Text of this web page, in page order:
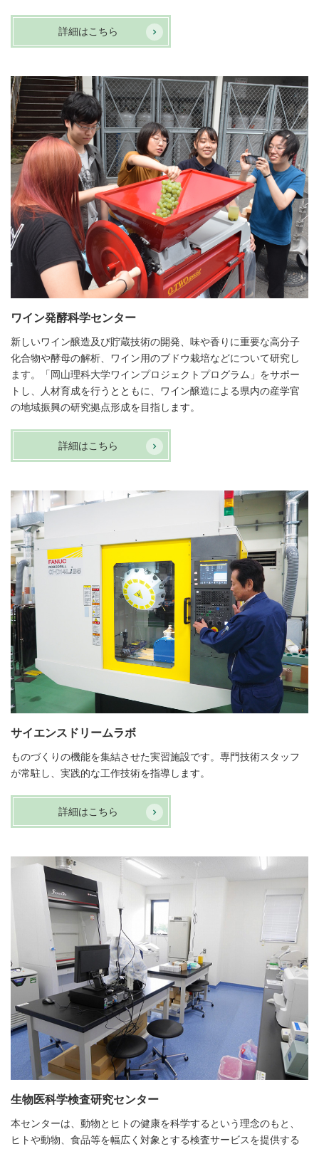
詳細はこちら
ワイン発酵科学センター
新しいワイン醸造及び貯蔵技術の開発、味や香りに重要な高分子
化合物や酵母の解析、ワイン用のブドウ栽培などについて研究し
ます。「岡山理科大学ワインプロジェクトプログラム」をサポー
トし、人材育成を行うとともに、ワイン醸造による県内の産学官
の地域振興の研究拠点形成を目指します。
詳細はこちら
サイエンスドリームラボ
ものづくりの機能を集結させた実習施設です。専門技術スタッフ
が常駐し、実践的な工作技術を指導します。
詳細はこちら
生物医科学検査研究センター
本センターは、動物とヒトの健康を科学するという理念のもと、
ヒトや動物、食品等を幅広く対象とする検査サービスを提供する